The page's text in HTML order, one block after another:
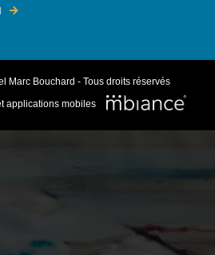
Marc Bouchard - Tous droits réservés
applications mobiles